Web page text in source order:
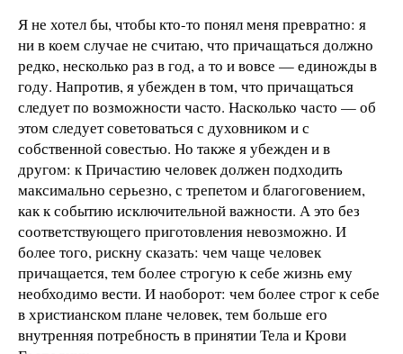
Я не хотел бы, чтобы кто-то понял меня превратно: я
ни в коем случае не считаю, что причащаться должно
редко, несколько раз в год, а то и вовсе — единожды в
году. Напротив, я убежден в том, что причащаться
следует по возможности часто. Насколько часто — об
этом следует советоваться с духовником и с
собственной совестью. Но также я убежден и в
другом: к Причастию человек должен подходить
максимально серьезно, с трепетом и благоговением,
как к событию исключительной важности. А это без
соответствующего приготовления невозможно. И
более того, рискну сказать: чем чаще человек
причащается, тем более строгую к себе жизнь ему
необходимо вести. И наоборот: чем более строг к себе
в христианском плане человек, тем больше его
внутренняя потребность в принятии Тела и Крови